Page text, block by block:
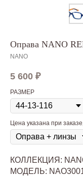
Оправа NANO
NANO
5 600 ₽
РАЗМЕР
Цена указана при
КОЛЛЕКЦИЯ:
МОДЕЛЬ: